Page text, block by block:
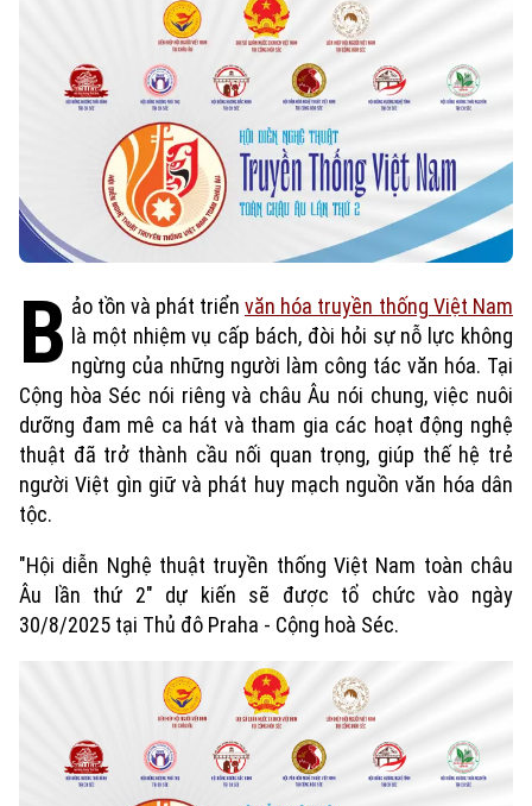
B ảo tồn và phát triển văn hóa truyền thống Việt Nam
là một nhiệm vụ cấp bách, đòi hỏi sự nỗ lực không
ngừng của những người làm công tác văn hóa. Tại
Cộng hòa Séc nói riêng và châu Âu nói chung, việc nuôi
dưỡng đam mê ca hát và tham gia các hoạt động nghệ
thuật đã trở thành cầu nối quan trọng, giúp thế hệ trẻ
người Việt gìn giữ và phát huy mạch nguồn văn hóa dân
tộc.
"Hội diễn Nghệ thuật truyền thống Việt Nam toàn châu
Âu lần thứ 2" dự kiến sẽ được tổ chức vào ngày
30/8/2025 tại Thủ đô Praha - Cộng hoà Séc.